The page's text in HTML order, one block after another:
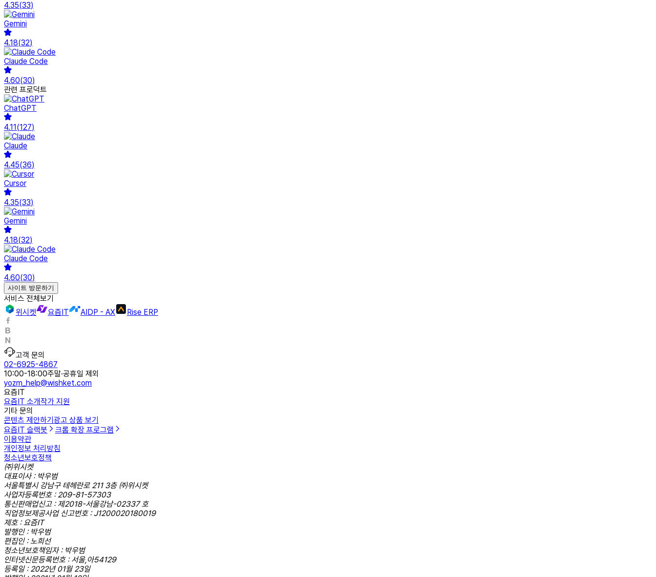
4.35(33)
Gemini
4.18(32)
Claude Code
4.60(30)
관련 프로덕트
ChatGPT
4.11(127)
Claude
4.45(36)
Cursor
4.35(33)
Gemini
4.18(32)
Claude Code
4.60(30)
사이트 방문하기
서비스 전체보기
위시켓
요즘IT AIDP - AX Rise ERP
고객 문의
02-6925-4867
10:00-18:00주말·공휴일 제외
yozm_help@wishket.com
요즘IT
요즘IT 소개작가 지원
기타 문의
콘텐츠 제안하기광고 상품 보기
요즘IT 슬랙봇
크롬 확장 프로그램
이용약관
개인정보 처리방침
청소년보호정책
㈜위시켓
대표이사 : 박우범
서울특별시 강남구 테헤란로 211 3층 ㈜위시켓
사업자등록번호 : 209-81-57303
통신판매업신고 : 제2018-서울강남-02337 호
직업정보제공사업 신고번호 : J1200020180019
제호 : 요즘IT
발행인 : 박우범
편집인 : 노희선
청소년보호책임자 : 박우범
인터넷신문등록번호 : 서울,아54129
등록일 : 2022년 01월 23일